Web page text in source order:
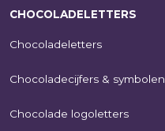
CHOCOLADELETTERS
Chocoladeletters
Chocoladecijfers & symbolen
Chocolade logoletters